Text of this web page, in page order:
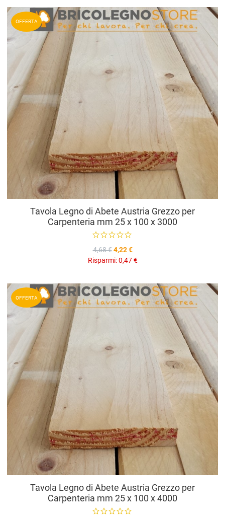
OFFERTA
Tavola Legno di Abete Austria Grezzo per
Carpenteria mm 25 x 100 x 3000
4,68 € 4,22 €
Risparmi:0,47 €
OFFERTA
Tavola Legno di Abete Austria Grezzo per
Carpenteria mm 25 x 100 x 4000